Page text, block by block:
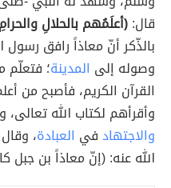
قال:(أعلَمُهم بالحلالِ
بالذّكر أنّ معاذاً رافق
وصوله إلى المدينة؛ فتعلّم
القرآن الكريم، فأصبح من
وأقرأهم لكتاب الله
والاجتهادفي العبادة،
الله عنه: (إنّ معاذاً بن جبل